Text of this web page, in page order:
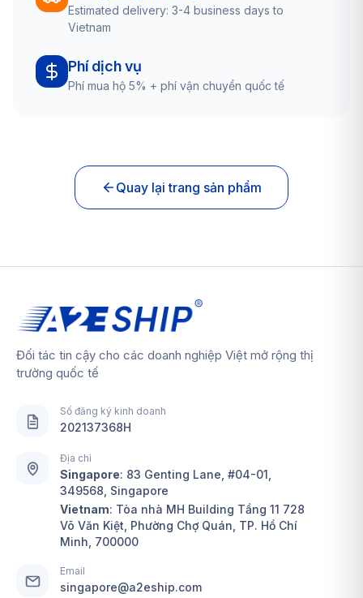
Estimated delivery: 3-4 business days to
Vietnam
Phí dịch vụ
Phí mua hộ 5% + phí vận chuyển quốc tế
Quay lại trang sản phẩm
Đối tác tin cậy cho các doanh nghiệp Việt mở rộng thị
trường quốc tế
Số đăng ký kinh doanh
202137368H
Địa chỉ
Singapore: 83 Genting Lane, #04-01,
349568, Singapore
Vietnam: Tòa nhà MH Building Tầng 11 728
Võ Văn Kiệt, Phường Chợ Quán, TP. Hồ Chí
Minh, 700000
Email
singapore@a2eship.com